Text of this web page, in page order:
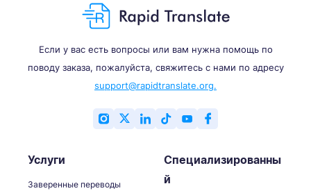
Если у вас есть вопросы или вам нужна помощь по
поводу заказа, пожалуйста, свяжитесь с нами по адресу
support@rapidtranslate.org.
Услуги
Заверенные переводы
Специализированны
й